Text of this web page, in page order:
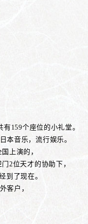
159个座位的小礼堂。
本音乐，流行娱乐。
上演的，
2位天才的协助下，
到了现在。
客户，